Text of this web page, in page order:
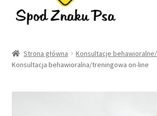
OFERTA
DogoFoty – fotografia zwierząt
Strona główna
Konsultacje
Konsultacja behawioralna/treningowa on-line